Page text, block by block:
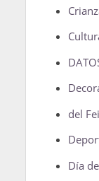
del
Día de